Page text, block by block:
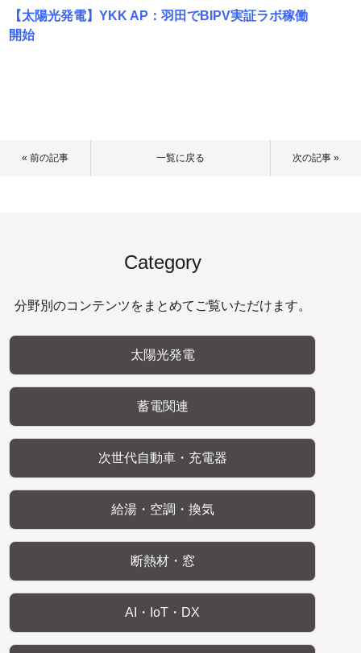
【太陽光発電】YKK AP：羽田でBIPV実証ラボ稼働
開始
« 前の記事 一覧に戻る 次の記事 »
Category
分野別のコンテンツをまとめてご覧いただけます。
太陽光発電
蓄電関連
次世代自動車・充電器
給湯・空調・換気
断熱材・窓
AI・IoT・DX